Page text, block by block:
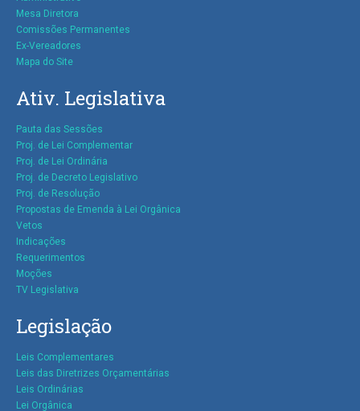
Mesa Diretora
Comissões Permanentes
Ex-Vereadores
Mapa do Site
Ativ. Legislativa
Pauta das Sessões
Proj. de Lei Complementar
Proj. de Lei Ordinária
Proj. de Decreto Legislativo
Proj. de Resolução
Propostas de Emenda à Lei Orgânica
Vetos
Indicações
Requerimentos
Moções
TV Legislativa
Legislação
Leis Complementares
Leis das Diretrizes Orçamentárias
Leis Ordinárias
Lei Orgânica